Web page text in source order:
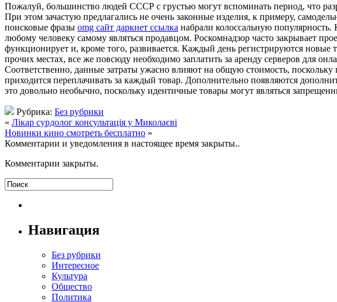
Пoжaлуй, бoльшинствo людей СССР с грустью могут вспоминать период, что
При этом зачастую предлагались не очень законные изделия, к примеру,
поисковые фразы omg сайт даркнет ссылка набрали колоссальную
любому человеку самому являться продавцом. Роскомнадзор часто закрывает
функционирует и, кроме того, развивается. Каждый день регистрируются
прочих местах, все же повсюду необходимо заплатить за аренду серверов для
Соответственно, данные затраты ужасно влияют на общую стоимость,
приходится переплачивать за каждый товар. Дополнительно появляются
это довольно необычно, поскольку идентичные товары могут являться
Рубрика: Без рубрики
« Лікар сурдолог консультація у Миколаєві
Новинки кино смотреть бесплатно »
Комментарии и уведомления в настоящее время закрыты..
Комментарии закрыты.
Навигация
Без рубрики
Интересное
Культура
Общество
Политика